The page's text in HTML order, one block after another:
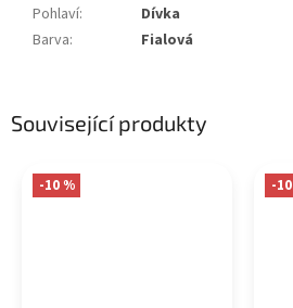
Související produkty
-10 % -
Pohlaví:
Dívka
Barva: Fialová